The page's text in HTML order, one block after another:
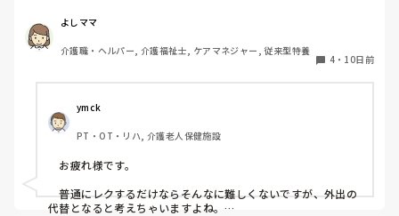
よしママ
介護職・ヘルパー, 介護福祉士, ケアマネジャー, 従来型特養
4・ 10日前
ymck
PT・OT・リハ, 介護老人保健施設
お疲れ様です。
普通にレクするだけならそんなに難しくないですが、外出の
代替となると考えちゃいますよね。